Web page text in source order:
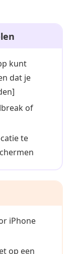
kunt
dat je
of
te
iPhone
op een